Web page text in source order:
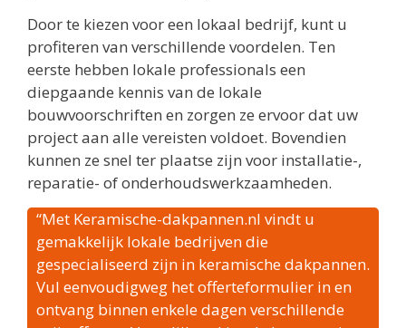
Door te kiezen voor een lokaal bedrijf, kunt u
profiteren van verschillende voordelen. Ten
eerste hebben lokale professionals een
diepgaande kennis van de lokale
bouwvoorschriften en zorgen ze ervoor dat uw
project aan alle vereisten voldoet. Bovendien
kunnen ze snel ter plaatse zijn voor installatie-,
reparatie- of onderhoudswerkzaamheden.
“Met Keramische-dakpannen.nl vindt u
gemakkelijk lokale bedrijven die
gespecialiseerd zijn in keramische dakpannen.
Vul eenvoudigweg het offerteformulier in en
ontvang binnen enkele dagen verschillende